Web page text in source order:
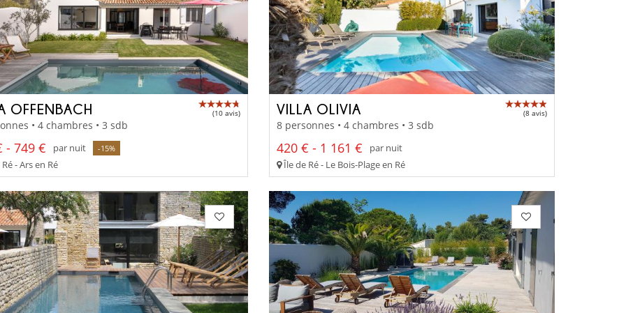
OFFENBACH (10 avis)
• 4 chambres • 3 sdb
- 749 € par nuit -15%
- Ars en Ré
VILLA OLIVIA (8 avis)
8 personnes • 4 chambres • 3 sdb
420 € - 1 161 €
par nuit
Île de Ré - Le Bois-Plage en Ré